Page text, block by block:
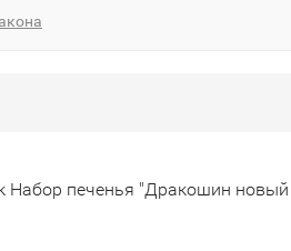
Набор печенья "Дракошин новый